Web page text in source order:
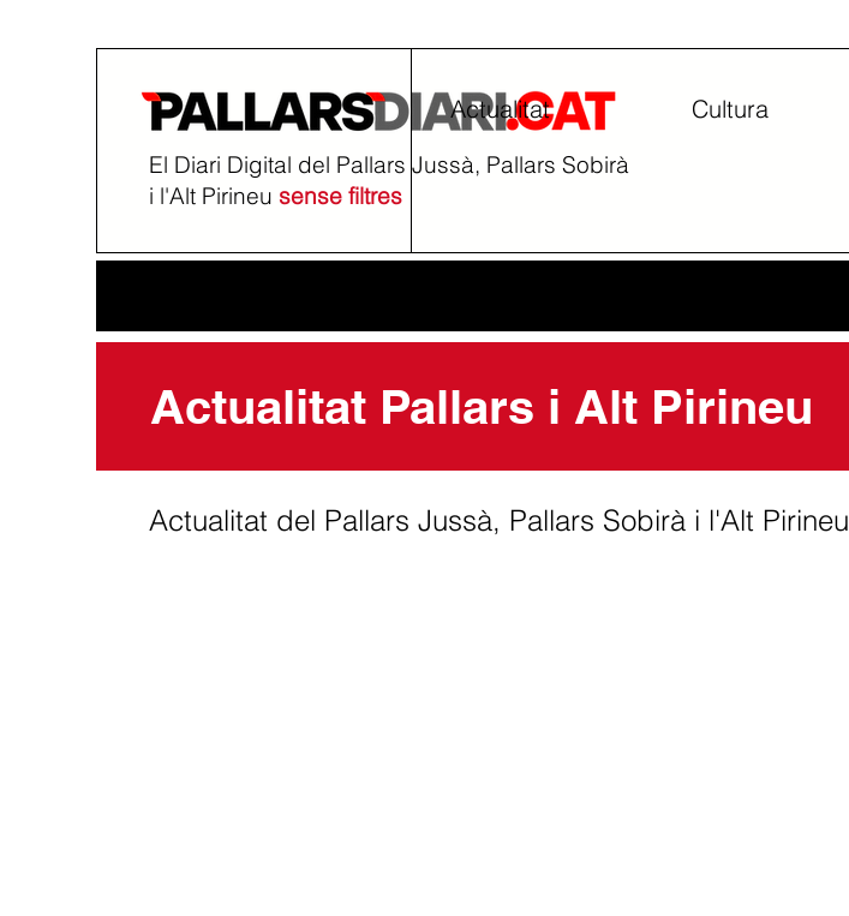
El Diari Digital del Pallars Jussà, Pallars Sobirà
i l'Alt Pirineu sense filtres
Actualitat Cultura
Actualitat Pallars i Alt Pirineu
Actualitat del Pallars Jussà, Pallars Sobirà i l'Alt Pirineu